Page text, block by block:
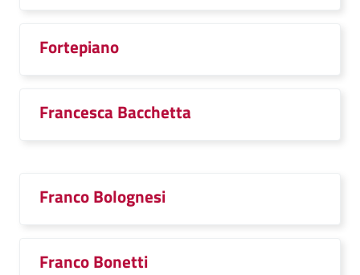
Fortepiano
Francesca Bacchetta
Franco Bolognesi
Franco Bonetti